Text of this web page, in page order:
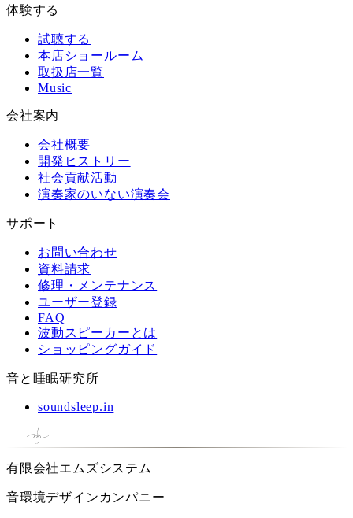
体験する
試聴する
本店ショールーム
取扱店一覧
Music
会社案内
会社概要
開発ヒストリー
社会貢献活動
演奏家のいない演奏会
サポート
お問い合わせ
資料請求
修理・メンテナンス
ユーザー登録
FAQ
波動スピーカーとは
ショッピングガイド
音と睡眠研究所
soundsleep.in
有限会社エムズシステム
音環境デザインカンパニー